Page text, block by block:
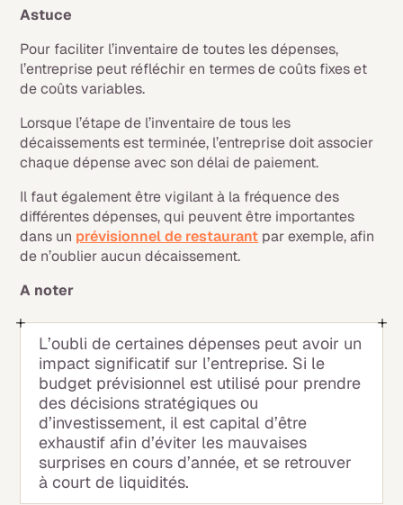
Astuce
Pour faciliter l’inventaire de toutes les dépenses,
l’entreprise peut réfléchir en termes de coûts fixes et
de coûts variables.
Lorsque l’étape de l’inventaire de tous les
décaissements est terminée, l’entreprise doit associer
chaque dépense avec son délai de paiement.
Il faut également être vigilant à la fréquence des
différentes dépenses, qui peuvent être importantes
dans un prévisionnel de restaurant par exemple, afin
de n’oublier aucun décaissement.
A noter
L’oubli de certaines dépenses peut avoir un
impact significatif sur l’entreprise. Si le
budget prévisionnel est utilisé pour prendre
des décisions stratégiques ou
d’investissement, il est capital d’être
exhaustif afin d’éviter les mauvaises
surprises en cours d’année, et se retrouver
à court de liquidités.